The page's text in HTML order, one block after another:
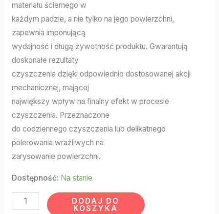
materiału ściernego w
każdym padzie, a nie tylko na jego powierzchni,
zapewnia imponującą
wydajność i długą żywotność produktu. Gwarantują
doskonałe rezultaty
czyszczenia dzięki odpowiednio dostosowanej akcji
mechanicznej, mającej
największy wpływ na finalny efekt w procesie
czyszczenia. Przeznaczone
do codziennego czyszczenia lub delikatnego
polerowania wrażliwych na
zarysowanie powierzchni.
Dostępność: Na stanie
DODAJ DO
KOSZYKA